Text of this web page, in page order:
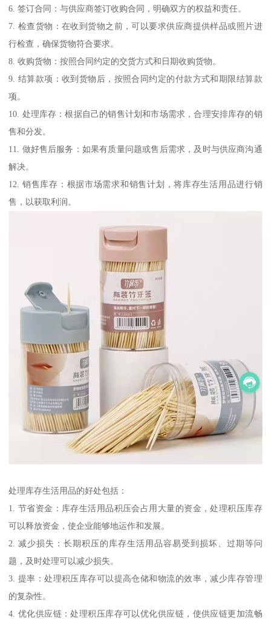
6. 签订合同：与供应商签订收购合同，明确双方的权益和责任。
7. 检查货物：在收到货物之前，可以要求供应商提供样品或照片进
行检查，确保货物符合要求。
8. 收购货物：按照合同约定的交货方式和日期收购货物。
9. 结算款项：收到货物后，按照合同约定的付款方式和期限结算款
项。
10. 处理库存：根据自己的销售计划和市场需求，合理安排库存的销
售和分发。
11. 做好售后服务：如果有质量问题或售后需求，及时与供应商沟通
解决。
12. 销售库存：根据市场需求和销售计划，将库存生活用品进行销
售，以获取利润。
处理库存生活用品的好处包括：
1. 节省资金：库存生活用品积压会占用大量的资金，处理积压库存
可以释放资金，使企业能够地运作和发展。
2. 减少损失：长期积压的库存生活用品容易受到损坏、过期等问
题，及时处理可以减少损失。
3. 提率：处理积压库存可以提高仓储和物流的效率，减少库存管理
的复杂性。
4. 优化供应链：处理积压库存可以优化供应链，使供应链更加流畅